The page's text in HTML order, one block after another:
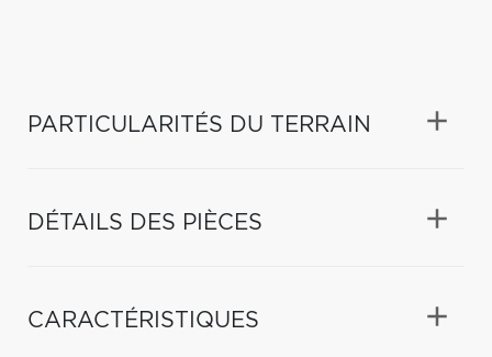
PARTICULARITÉS DU TERRAIN
DÉTAILS DES PIÈCES
CARACTÉRISTIQUES